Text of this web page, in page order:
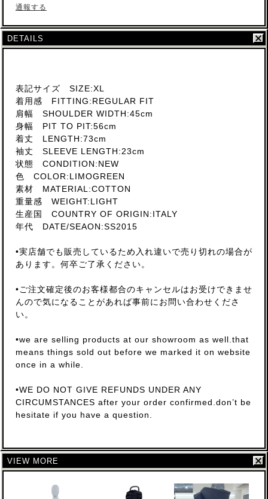
通報する
DETAILS
表記サイズ SIZE:XL
着用感 FITTING:REGULAR FIT
肩幅 SHOULDER WIDTH:45cm
身幅 PIT TO PIT:56cm
着丈 LENGTH:73cm
袖丈 SLEEVE LENGTH:23cm
状態 CONDITION:NEW
色 COLOR:LIMOGREEN
素材 MATERIAL:COTTON
重量感 WEIGHT:LIGHT
生産国 COUNTRY OF ORIGIN:ITALY
年代 DATE/SEAON:SS2015
•実店舗でも販売しているため入れ違いで売り切れの場合が
あります。何卒ご了承ください。
•ご注文確定後のお客様都合のキャンセルはお受けできませ
んので気になることがあれば事前にお問い合わせくださ
い。
•we are selling products at our showroom as well.that
means things sold out before we marked it on website
once in a while.
•WE DO NOT GIVE REFUNDS UNDER ANY
CIRCUMSTANCES after your order confirmed.don’t be
hesitate if you have a question.
VIEW MORE